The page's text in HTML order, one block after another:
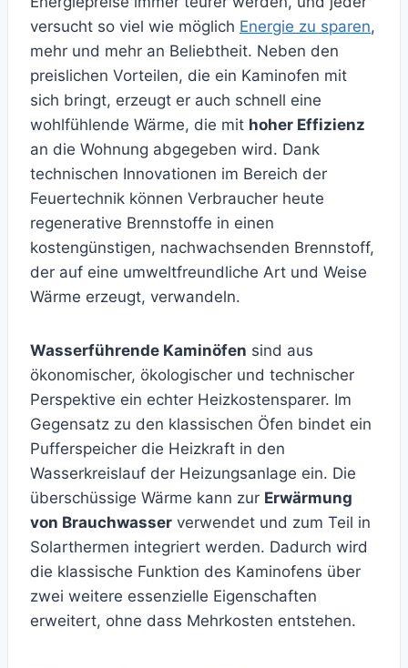
versucht so viel wie möglich Energie zu sparen,
mehr und mehr an Beliebtheit. Neben den
preislichen Vorteilen, die ein Kaminofen mit
sich bringt, erzeugt er auch schnell eine
wohlfühlende Wärme, die mit hoher Effizienz
an die Wohnung abgegeben wird. Dank
technischen Innovationen im Bereich der
Feuertechnik können Verbraucher heute
regenerative Brennstoffe in einen
kostengünstigen, nachwachsenden Brennstoff,
der auf eine umweltfreundliche Art und Weise
Wärme erzeugt, verwandeln.
Wasserführende Kaminöfen sind aus
ökonomischer, ökologischer und technischer
Perspektive ein echter Heizkostensparer. Im
Gegensatz zu den klassischen Öfen bindet ein
Pufferspeicher die Heizkraft in den
Wasserkreislauf der Heizungsanlage ein. Die
überschüssige Wärme kann zur Erwärmung
von Brauchwasser verwendet und zum Teil in
Solarthermen integriert werden. Dadurch wird
die klassische Funktion des Kaminofens über
zwei weitere essenzielle Eigenschaften
erweitert, ohne dass Mehrkosten entstehen.